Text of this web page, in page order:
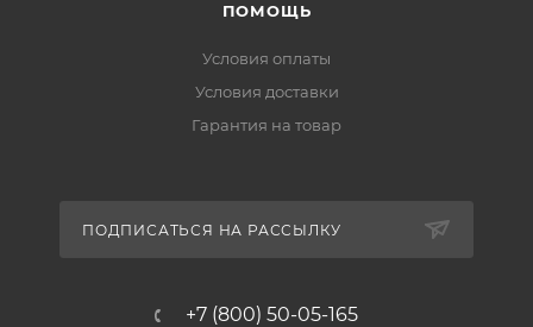
ПОМОЩЬ
Условия оплаты
Условия доставки
Гарантия на товар
ПОДПИСАТЬСЯ НА РАССЫЛКУ
+7 (800) 50-05-165